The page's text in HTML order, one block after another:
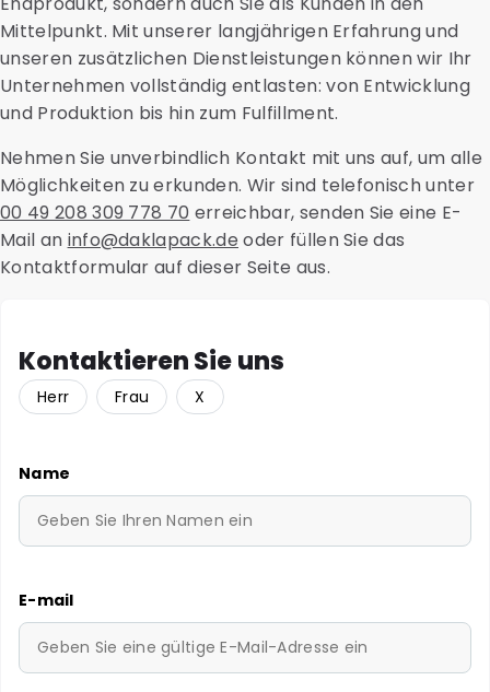
Zuverlässigkeit und Qualität zu gewährleisten.
Mittelpunkt. Mit unserer langjährigen Erfahrung und
unseren zusätzlichen Dienstleistungen können wir Ihr
Unternehmen vollständig entlasten: von Entwicklung
und Produktion bis hin zum Fulfillment.
Nehmen Sie unverbindlich Kontakt mit uns auf, um alle
Möglichkeiten zu erkunden. Wir sind telefonisch unter
00 49 208 309 778 70 erreichbar, senden Sie eine E-
Mail an info@daklapack.de oder füllen Sie das
Kontaktformular auf dieser Seite aus.
Kontaktieren Sie uns
Herr Frau X
Name
E-mail